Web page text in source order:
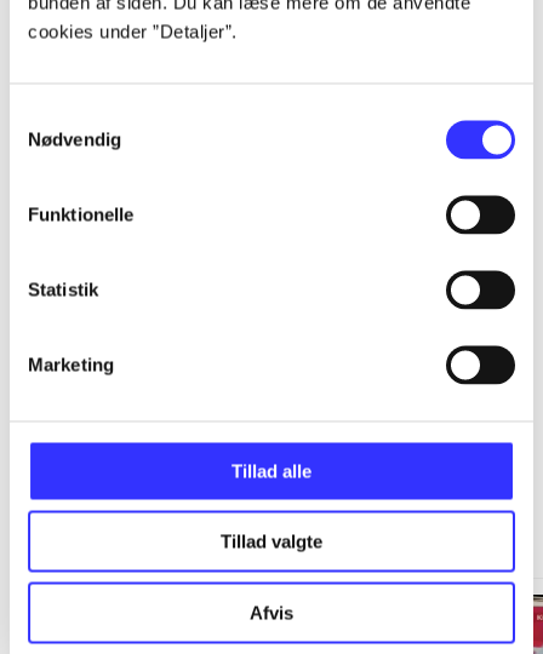
cookies under ”Detaljer”.
Nødvendig
Funktionelle
Statistik
Marketing
Tillad alle
Tillad valgte
Afvis
Minder om